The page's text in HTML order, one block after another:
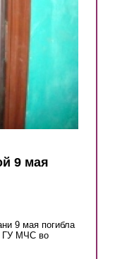
9 мая
9 мая погибла
ГУ МЧС во